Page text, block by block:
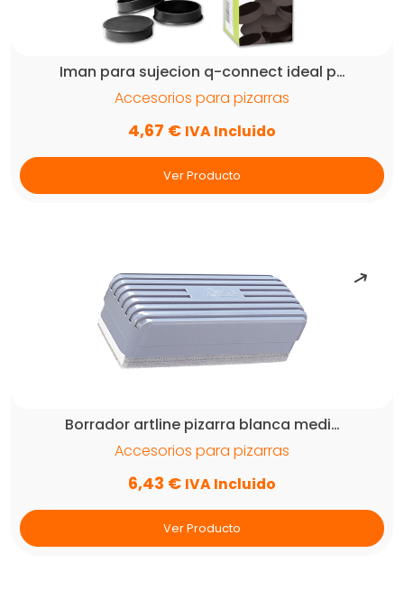
Iman para sujecion q-connect ideal p…
Accesorios para pizarras
4,67 € IVA Incluido
Ver Producto
Borrador artline pizarra blanca medi…
Accesorios para pizarras
6,43 € IVA Incluido
Ver Producto